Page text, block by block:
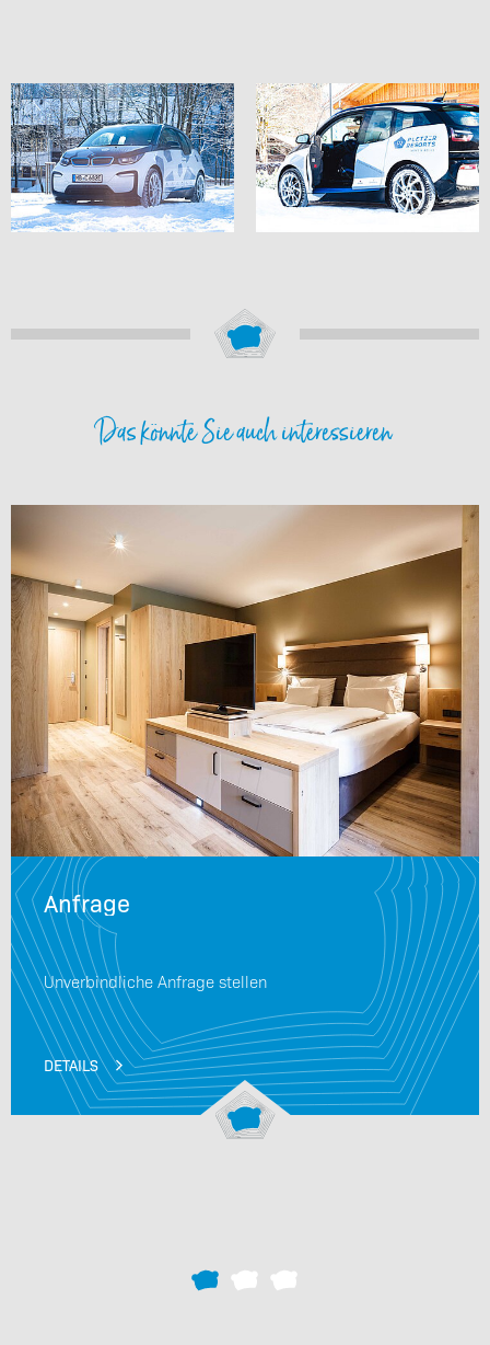
Das könnte Sie auch interessieren
Anfrage
Unverbindliche Anfrage stellen
DETAILS